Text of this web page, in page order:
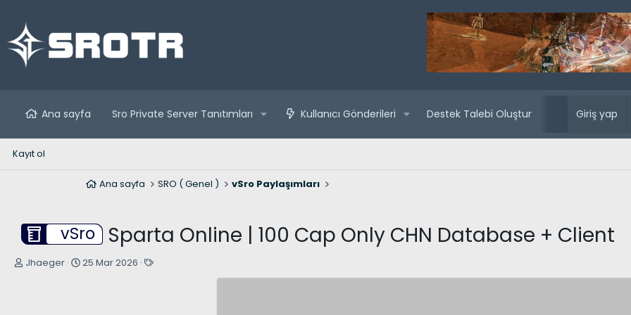
Ana sayfa Sro Private Server Tanıtımları Kullanıcı Gönderileri Destek Talebi Oluştur Yaklaşan
Giriş yap
Kayıt ol
Ana sayfa SRO ( Genel ) vSro Paylaşımları
vSro Sparta Online | 100 Cap Only CHN Database + Client
K
Jhaeger
B
25 Mar 2026
E